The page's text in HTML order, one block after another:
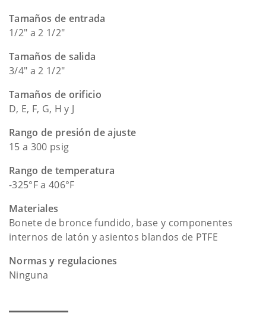
Tamaños de entrada
1/2" a 2 1/2"
Tamaños de salida
3/4" a 2 1/2"
Tamaños de orificio
D, E, F, G, H y J
Rango de presión de ajuste
15 a 300 psig
Rango de temperatura
-325°F a 406°F
Materiales
Bonete de bronce fundido, base y componentes
internos de latón y asientos blandos de PTFE
Normas y regulaciones
Ninguna